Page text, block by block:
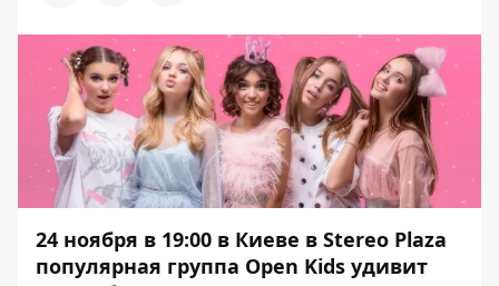
24 ноября в 19:00 в Киеве в Stereo Plaza
популярная группа Open Kids удивит